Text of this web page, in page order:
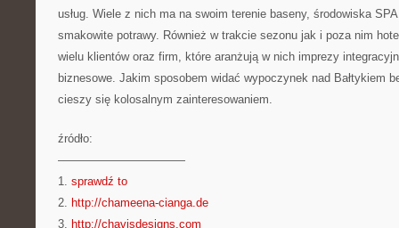
usług. Wiele z nich ma na swoim terenie baseny, środowiska
smakowite potrawy. Również w trakcie sezonu jak i poza nim
wielu klientów oraz firm, które aranżują w nich imprezy
biznesowe. Jakim sposobem widać wypoczynek nad Bałtykiem
cieszy się kolosalnym zainteresowaniem.
źródło:
———————————
1. sprawdź to
2. http://chameena-cianga.de
3. http://chavisdesigns.com